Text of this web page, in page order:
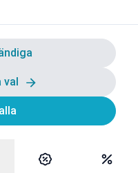
val